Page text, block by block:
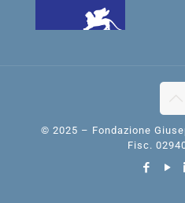
© 2025 – Fondazione
Fisc.